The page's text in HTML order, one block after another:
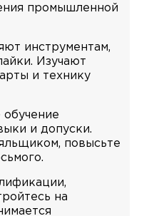
промышленной
инструментам,
Изучают
и технику
обучение
и допуски.
повысьте
на